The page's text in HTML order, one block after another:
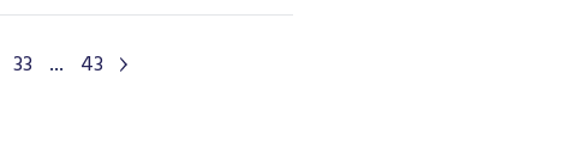
33 ... 43